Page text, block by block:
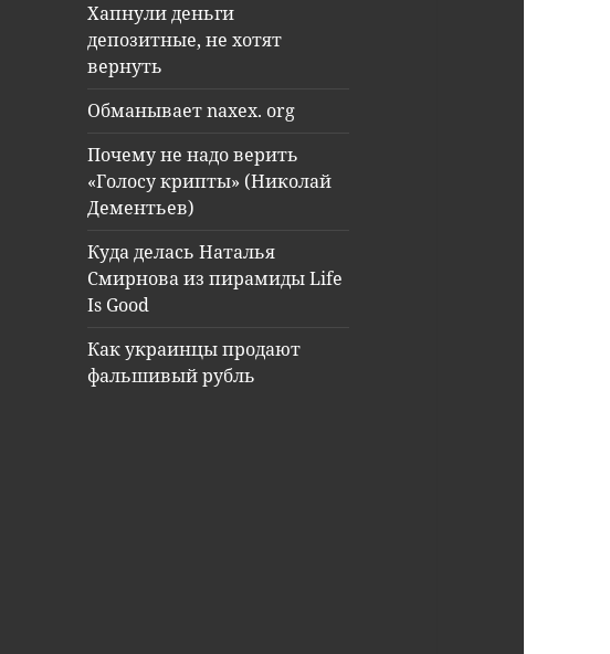
Хапнули деньги
депозитные, не хотят
вернуть
Обманывает naxex. org
Почему не надо верить
«Голосу крипты» (Николай
Дементьев)
Куда делась Наталья
Смирнова из пирамиды Life
Is Good
Как украинцы продают
фальшивый рубль